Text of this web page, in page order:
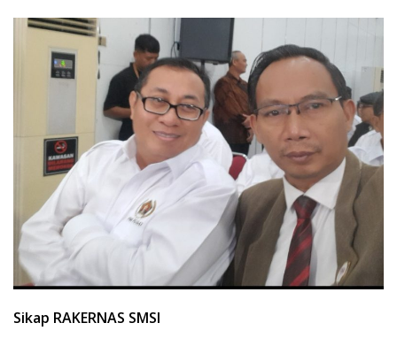
Sikap RAKERNAS SMSI